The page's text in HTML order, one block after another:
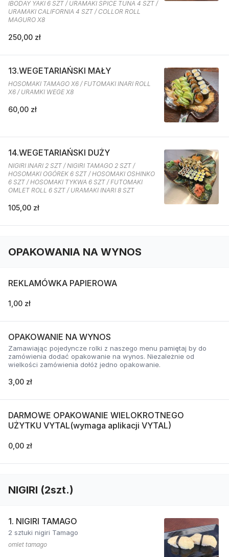
IBODAY YAKI 6 SZT / URAMAKI SPICE TUNA 4 SZT /
URAMAKI CALIFORNIA 4 SZT / COLLOR ROLL
MAGURO X8
250,00 zł
13.WEGETARIAŃSKI MAŁY
HOSOMAKI TAMAGO X6 / FUTOMAKI INARI ROLL
X6 / URAMKI WEGE X8
60,00 zł
14.WEGETARIAŃSKI DUŻY
NIGIRI INARI 2 SZT / NIGIRI TAMAGO 2 SZT /
HOSOMAKI OGÓREK 6 SZT / HOSOMAKI OSHINKO
6 SZT / HOSOMAKI TYKWA 6 SZT / FUTOMAKI
OMLET ROLL 6 SZT / URAMAKI INARI 8 SZT
105,00 zł
OPAKOWANIA NA WYNOS
REKLAMÓWKA PAPIEROWA
1,00 zł
OPAKOWANIE NA WYNOS
Zamawiając pojedyncze rolki z naszego menu pamiętaj by do
zamówienia dodać opakowanie na wynos. Niezależnie od
wielkości zamówienia dołóż jedno opakowanie.
3,00 zł
DARMOWE OPAKOWANIE WIELOKROTNEGO
UŻYTKU VYTAL(wymaga aplikacji VYTAL)
0,00 zł
NIGIRI (2szt.)
1. NIGIRI TAMAGO
2 sztuki nigiri Tamago
omlet tamago